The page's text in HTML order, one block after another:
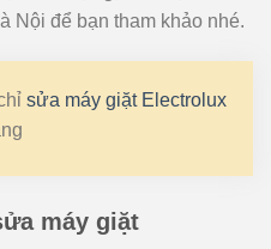
Nội để bạn tham khảo nhé.
sửa máy giặt Electrolux
máy giặt